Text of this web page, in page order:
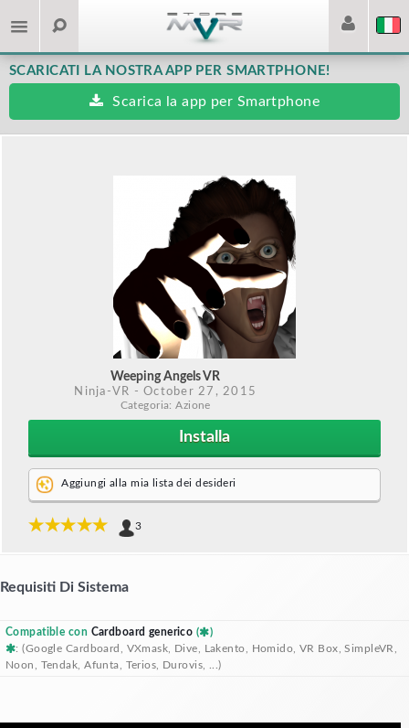
SCARICATI LA NOSTRA APP PER SMARTPHONE!
Scarica la app per Smartphone
Weeping Angels VR
Ninja-VR
- October 27, 2015
Categoria: Azione
Installa
Aggiungi alla mia lista dei desideri
3
Requisiti Di Sistema
Compatible con Cardboard generico (
)
: (Google Cardboard, VXmask, Dive, Lakento, Homido, VR Box, SimpleVR,
Noon, Tendak, Afunta, Terios, Durovis, ...)